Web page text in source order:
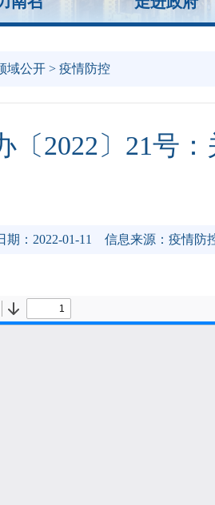
域公开 > 疫情防控
〔2022〕21号
期：2022-01-11 信息来源：疫情防